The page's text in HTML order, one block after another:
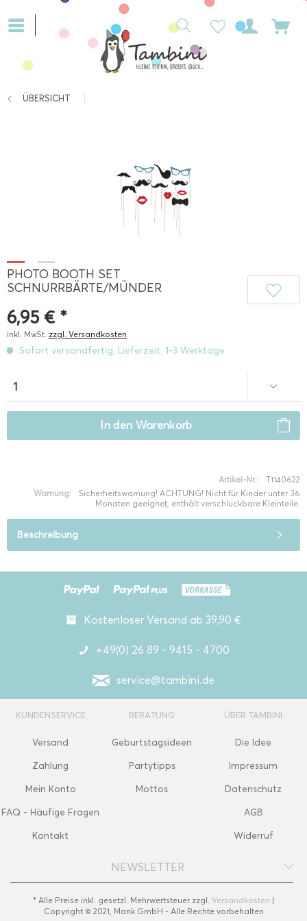
ÜBERSICHT
PHOTO BOOTH SET
SCHNURRBÄRTE/MÜNDER
6,95 € *
inkl. MwSt. zzgl. Versandkosten
Sofort versandfertig, Lieferzeit: 1-3 Werktage
In den Warenkorb
Artikel-Nr.:
T1140622
Warnung:
Sicherheitswarnung! ACHTUNG! Nicht für Kinder unter 36
Monaten geeignet, enthält verschluckbare Kleinteile.
Beschreibung
Kostenloser Versand ab 39,90 €
+49(0) 26 89 - 9415 - 4700
service@tambini.de
KUNDENSERVICE
Versand
Zahlung
Mein Konto
FAQ - Häufige Fragen
Kontakt
BERATUNG
Geburtstagsideen
Partytipps
Mottos
ÜBER TAMBINI
Die Idee
Impressum
Datenschutz
AGB
Widerruf
NEWSLETTER
* Alle Preise inkl. gesetzl. Mehrwertsteuer zzgl. Versandkosten |
Copyright © 2021, Mank GmbH - Alle Rechte vorbehalten